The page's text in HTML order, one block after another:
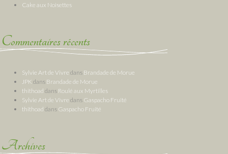
Cake aux Noisettes
Commentaires récents
Sylvie Art de Vivre dans Brandade de Morue
JPK dans Brandade de Morue
thithoad dans Roulé aux Myrtilles
Sylvie Art de Vivre dans Gaspacho Fruité
thithoad dans Gaspacho Fruité
Archives